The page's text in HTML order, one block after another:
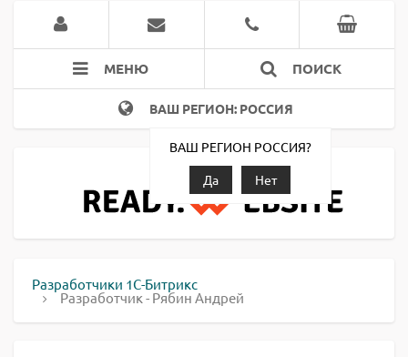
МЕНЮ ПОИСК
ВАШ РЕГИОН: РОССИЯ
ВАШ РЕГИОН РОССИЯ?
Да
Нет
Разработчики 1С-Битрикс
Разработчик - Рябин Андрей